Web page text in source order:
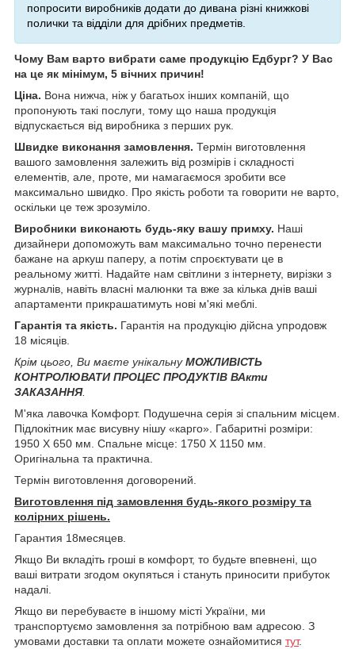
попросити виробників додати до дивана різні книжкові
полички та відділи для дрібних предметів.
Чому Вам варто вибрати саме продукцію Едбург? У Вас
на це як мінімум, 5 вічних причин!
Ціна. Вона нижча, ніж у багатьох інших компаній, що
пропонують такі послуги, тому що наша продукція
відпускається від виробника з перших рук.
Швидке виконання замовлення. Термін виготовлення
вашого замовлення залежить від розмірів і складності
елементів, але, проте, ми намагаємося зробити все
максимально швидко. Про якість роботи та говорити не варто,
оскільки це теж зрозуміло.
Виробники виконають будь-яку вашу примху. Наші
дизайнери допоможуть вам максимально точно перенести
бажане на аркуш паперу, а потім спроєктувати це в
реальному житті. Надайте нам світлини з інтернету, вирізки з
журналів, навіть власні малюнки та вже за кілька днів ваші
апартаменти прикрашатимуть нові м'які меблі.
Гарантія та якість. Гарантія на продукцію дійсна упродовж
18 місяців.
Крім цього, Ви маєте унікальнуМОЖЛИВІСТЬ
КОНТРОЛЮВАТИ ПРОЦЕС ПРОДУКТІВ ВАкти
ЗАКАЗАННЯ.
М'яка лавочка Комфорт. Подушечна серія зі спальним місцем.
Підлокітник має висувну нішу «карго». Габаритні розміри:
1950 X 650 мм. Спальне місце: 1750 X 1150 мм.
Оригінальна та практична.
Термін виготовлення договорений.
Виготовлення під замовлення будь-якого розміру та
колірних рішень.
Гарантия 18месяцев.
Якщо Ви вкладіть гроші в комфорт, то будьте впевнені, що
ваші витрати згодом окупяться і стануть приносити прибуток
надалі.
Якщо ви перебуваєте в іншому місті України, ми
транспортуємо замовлення за потрібною вам адресою. З
умовами доставки та оплати можете ознайомитися тут.